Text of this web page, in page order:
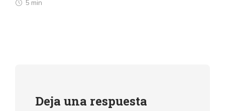
5 min
Deja una respuesta